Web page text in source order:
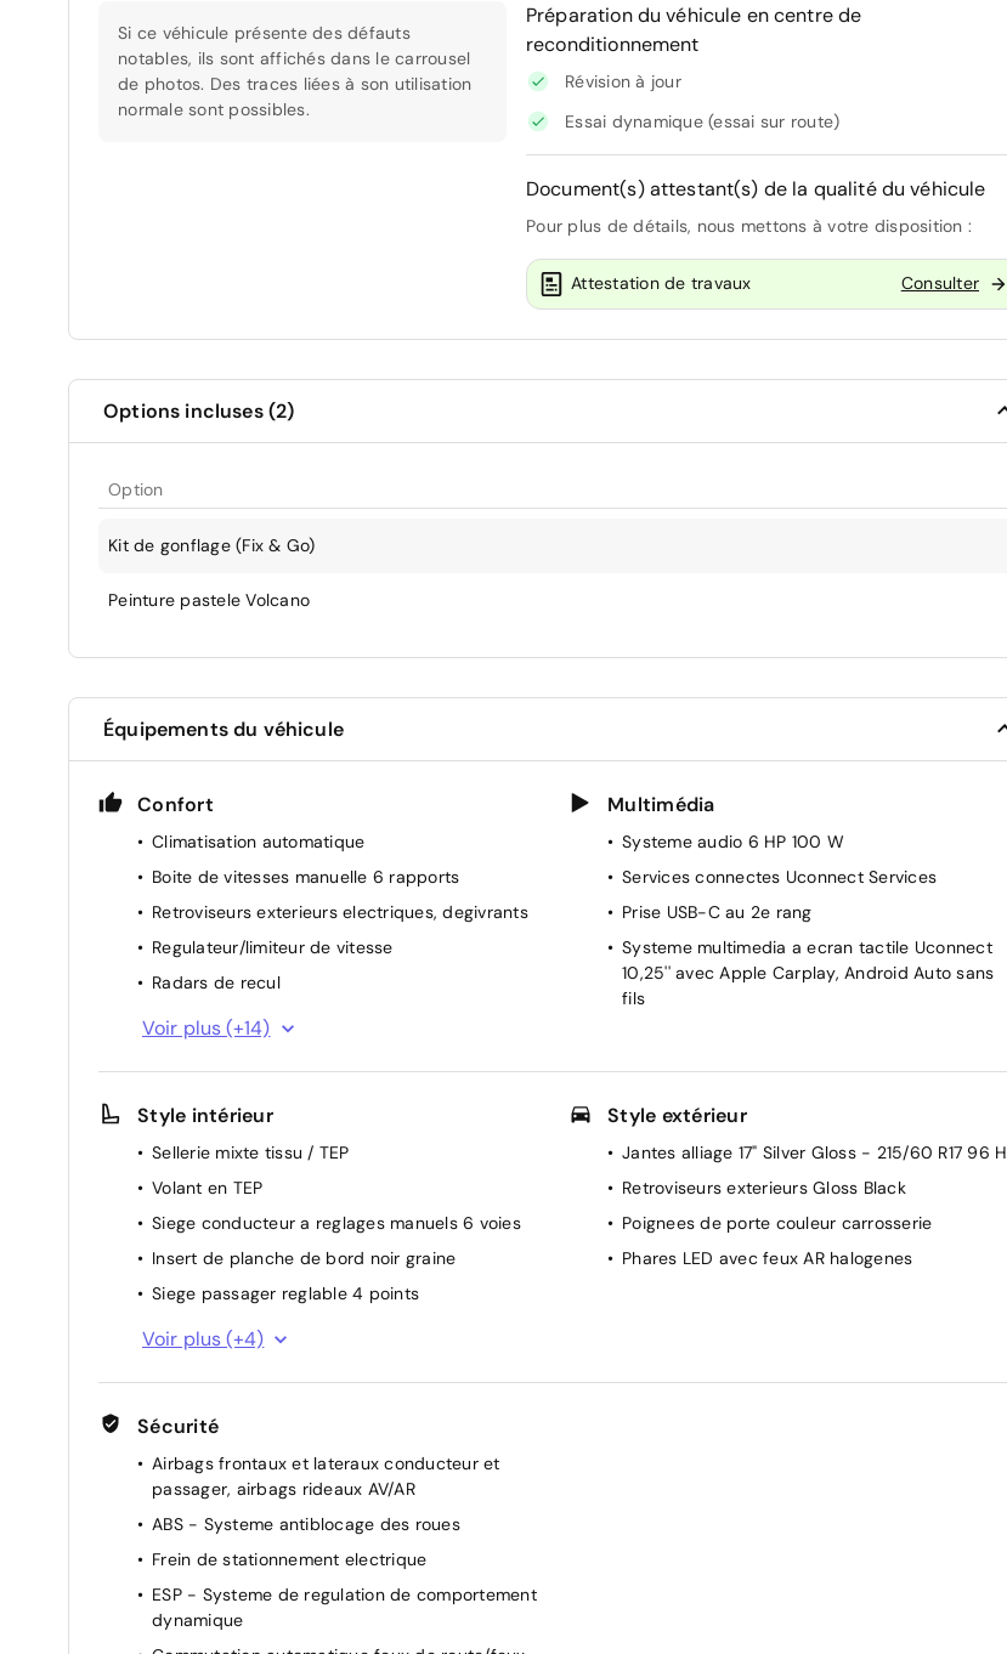
Si ce véhicule présente des défauts
notables, ils sont affichés dans le carrousel
de photos. Des traces liées à son utilisation
normale sont possibles.
Préparation du véhicule en centre de
reconditionnement
Révision à jour
Essai dynamique (essai sur route)
Document(s) attestant(s) de la qualité du véhicule
Pour plus de détails, nous mettons à votre disposition :
Attestation de travaux Consulter
Options incluses (2)
Option
Kit de gonflage (Fix & Go)
Peinture pastele Volcano
Équipements du véhicule
Confort
Climatisation automatique
Boite de vitesses manuelle 6 rapports
Retroviseurs exterieurs electriques, degivrants
Regulateur/limiteur de vitesse
Radars de recul
Predisposition attelage
Selec-Terrain : 6 modes de conduite
Banquette AR rabattable 60/40
Regulateur de vitesse adaptatif
Pommeau de levier de vitesses en TEP
Plancher de coffre modulable et reversible
Direction assistee
Vitres AV et AR electriques et sequentielles
Reconnaissance des panneaux de signalisation
Siege passager a reglages manuels 4 voies
Voir plus (+14)
Multimédia
Systeme audio 6 HP 100 W
Services connectes Uconnect Services
Prise USB-C au 2e rang
Systeme multimedia a ecran tactile Uconnect
10,25'' avec Apple Carplay, Android Auto sans
fils
Style intérieur
Sellerie mixte tissu / TEP
Volant en TEP
Siege conducteur a reglages manuels 6 voies
Insert de planche de bord noir graine
Siege passager reglable 4 points
Combine d'instrumentation numerique 10,25''
Volant et pommeau de levier de vitesses en TEP
Voir plus (+4)
Style extérieur
Jantes alliage 17" Silver Gloss - 215/60 R17 96 H
Retroviseurs exterieurs Gloss Black
Poignees de porte couleur carrosserie
Phares LED avec feux AR halogenes
Sécurité
Airbags frontaux et lateraux conducteur et
passager, airbags rideaux AV/AR
ABS - Systeme antiblocage des roues
Frein de stationnement electrique
ESP - Systeme de regulation de comportement
dynamique